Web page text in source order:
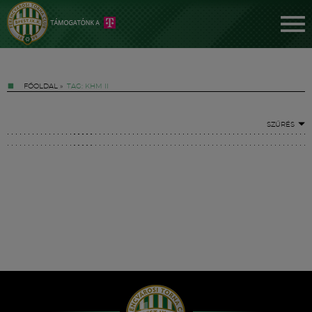
FŐOLDAL » TAG: KHM II
SZŰRÉS
Hírek